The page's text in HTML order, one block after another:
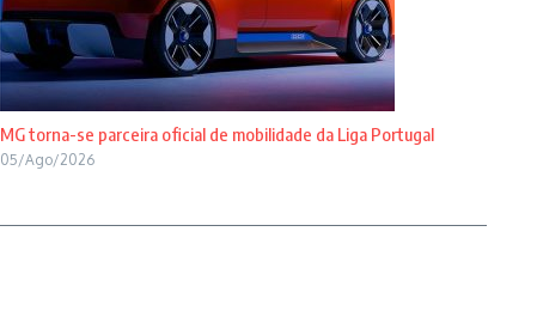
MG torna-se parceira oficial de mobilidade da Liga Portugal
05/Ago/2026